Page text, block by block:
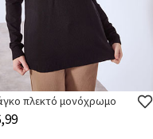
πλεκτό μονόχρωμο